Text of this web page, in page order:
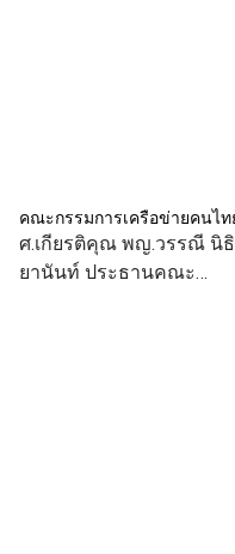
ศ.เกียรติคุณ พญ.วรรณี นิธิ
ยานันท์ ประธานคณะ